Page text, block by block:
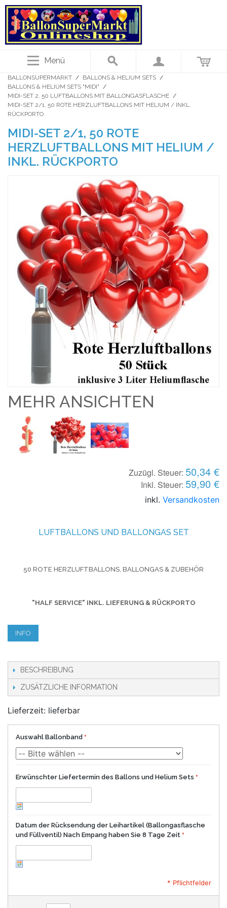
Menü
BALLONSUPERMARKT / BALLONS & HELIUM SETS /
BALLONS & HELIUM SETS "MIDI" /
MIDI-SET 2, 50 LUFTBALLONS MIT BALLONGASFLASCHE /
MIDI-SET 2/1, 50 ROTE HERZLUFTBALLONS MIT HELIUM / INKL.
RÜCKPORTO
MIDI-SET 2/1, 50 ROTE
HERZLUFTBALLONS MIT HELIUM /
INKL. RÜCKPORTO
MEHR ANSICHTEN
Zuzügl. Steuer: 50,34 €
Inkl. Steuer: 59,90 €
inkl. Versandkosten
LUFTBALLONS UND BALLONGAS SET
50 ROTE HERZLUFTBALLONS, BALLONGAS & ZUBEHÖR
"HALF SERVICE" INKL. LIEFERUNG & RÜCKPORTO
INFO
BESCHREIBUNG
ZUSÄTZLICHE INFORMATION
Lieferzeit: lieferbar
Auswahl Ballonband
Erwünschter Liefertermin des Ballons und Helium Sets
Datum der Rücksendung der Leihartikel (Ballongasflasche
und Füllventil) Nach Empang haben Sie 8 Tage Zeit
* Pflichtfelder